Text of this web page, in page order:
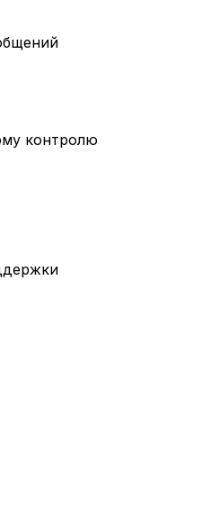
контролю